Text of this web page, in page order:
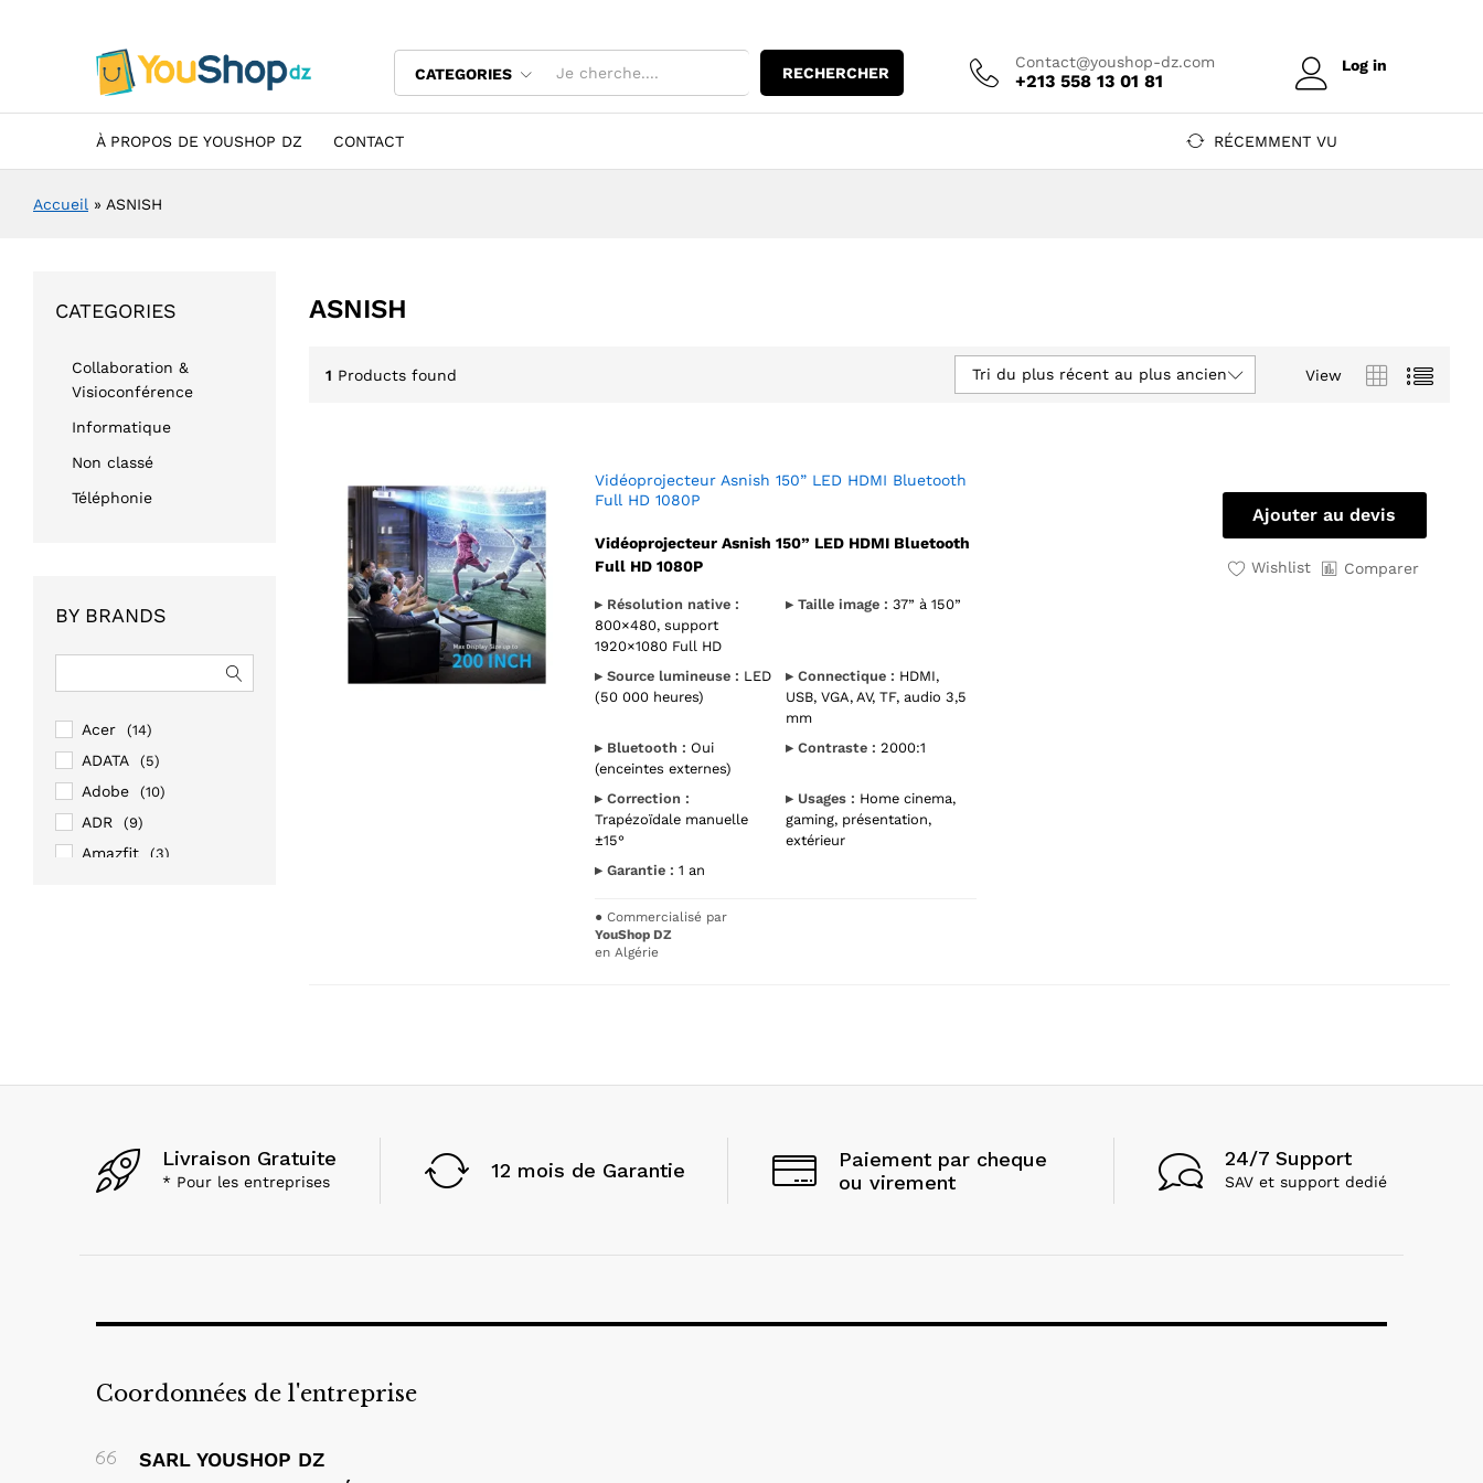
CATEGORIES RECHERCHER
Contact@youshop-dz.com
+213 558 13 01 81
Log in
À PROPOS DE YOUSHOP DZ CONTACT RÉCEMMENT VU
Accueil » ASNISH
ASNISH
1 Products found View
Tri du plus récent au plus ancien
Vidéoprojecteur Asnish 150” LED HDMI Bluetooth
Full HD 1080P
Vidéoprojecteur Asnish 150” LED HDMI Bluetooth
Full HD 1080P
▸ Résolution native :
800×480, support
1920×1080 Full HD
▸ Taille image : 37” à 150”
▸ Source lumineuse : LED
(50 000 heures)
▸ Connectique : HDMI,
USB, VGA, AV, TF, audio 3,5
mm
▸ Bluetooth : Oui
(enceintes externes)
▸ Contraste : 2000:1
▸ Correction :
Trapézoïdale manuelle
±15°
▸ Usages : Home cinema,
gaming, présentation,
extérieur
▸ Garantie : 1 an
● Commercialisé par
YouShop DZ
en Algérie
Ajouter au devis
Wishlist Comparer
CATEGORIES
Collaboration &
Visioconférence
Informatique
Non classé
Téléphonie
BY BRANDS
Acer (14)
ADATA (5)
Adobe (10)
ADR (9)
Amazfit (3)
Belkin (17)
BenQ
(97)
CONDOR (1)
Livraison Gratuite
* Pour les entreprises 12 mois de Garantie
Paiement par cheque
ou virement
24/7 Support
SAV et support dedié
Coordonnées de l'entreprise
SARL YOUSHOP DZ